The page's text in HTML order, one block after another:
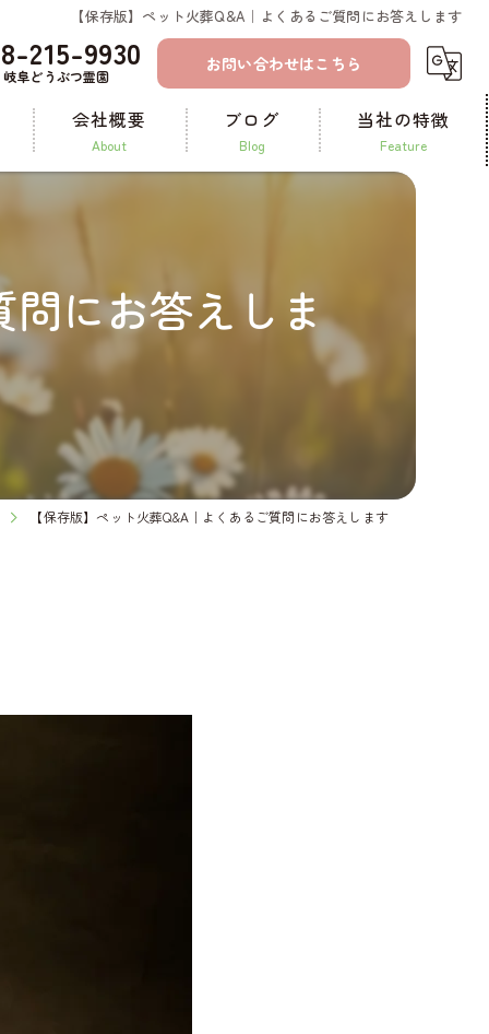
【保存版】ペット火葬Q&A｜よくあるご質問にお答えします
215-9930
岐阜どうぶつ霊園
お問い合わせはこちら
会社概要
about
ブログ
blog
当社の特徴
feature
ペット葬儀
納骨
問にお答えしま
【保存版】ペット火葬Q&A｜よくあるご質問にお答えします